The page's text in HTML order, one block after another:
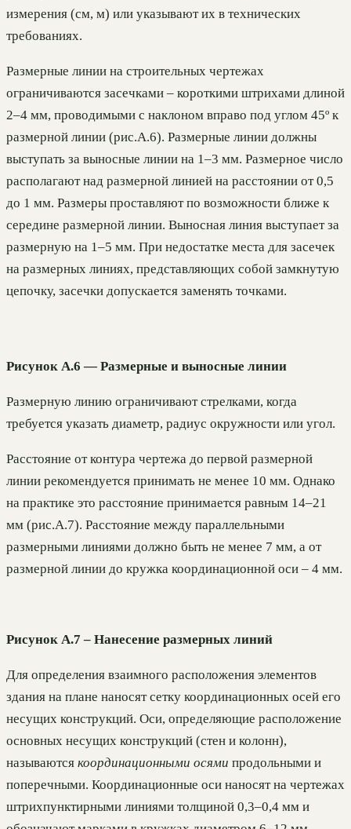
измерения (см, м) или указывают их в технических
требованиях.
Размерные линии на строительных чертежах
ограничиваются засечками – короткими штрихами длиной
2–4 мм, проводимыми с наклоном вправо под углом 45º к
размерной линии (рис.А.6). Размерные линии должны
выступать за выносные линии на 1–3 мм. Размерное число
располагают над размерной линией на расстоянии от 0,5
до 1 мм. Размеры проставляют по возможности ближе к
середине размерной линии. Выносная линия выступает за
размерную на 1–5 мм. При недостатке места для засечек
на размерных линиях, представляющих собой замкнутую
цепочку, засечки допускается заменять точками.
Рисунок А.6 — Размерные и выносные линии
Размерную линию ограничивают стрелками, когда
требуется указать диаметр, радиус окружности или угол.
Расстояние от контура чертежа до первой размерной
линии рекомендуется принимать не менее 10 мм. Однако
на практике это расстояние принимается равным 14–21
мм (рис.А.7). Расстояние между параллельными
размерными линиями должно быть не менее 7 мм, а от
размерной линии до кружка координационной оси – 4 мм.
Рисунок А.7 – Нанесение размерных линий
Для определения взаимного расположения элементов
здания на плане наносят сетку координационных осей его
несущих конструкций. Оси, определяющие расположение
основных несущих конструкций (стен и колонн),
называются координационными осями продольными и
поперечными. Координационные оси наносят на чертежах
штрихпунктирными линиями толщиной 0,3–0,4 мм и